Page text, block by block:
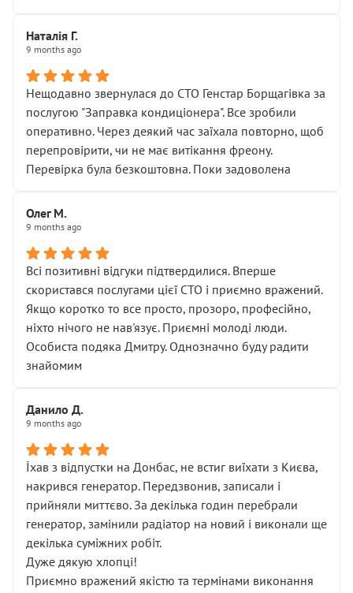
Наталія Г.
9 months ago
Нещодавно звернулася до СТО Генстар Борщагівка за
послугою "Заправка кондиціонера". Все зробили
оперативно. Через деякий час заїхала повторно, щоб
перепровірити, чи не має витікання фреону.
Перевірка була безкоштовна. Поки задоволена
Олег М.
9 months ago
Всі позитивні відгуки підтвердилися. Вперше
скористався послугами цієї СТО і приємно вражений.
Якщо коротко то все просто, прозоро, професійно,
ніхто нічого не нав'язує. Приємні молоді люди.
Особиста подяка Дмитру. Однозначно буду радити
знайомим
Данило Д.
9 months ago
Їхав з відпустки на Донбас, не встиг виїхати з Києва,
накрився генератор. Передзвонив, записали і
прийняли миттєво. За декілька годин перебрали
генератор, замінили радіатор на новий і виконали ще
декілька суміжних робіт.
Дуже дякую хлопці!
Приємно вражений якістю та термінами виконання